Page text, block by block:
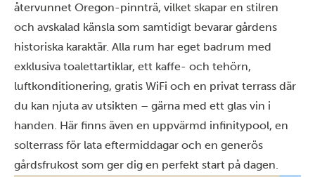
återvunnet Oregon-pinnträ, vilket skapar en stilren
och avskalad känsla som samtidigt bevarar gårdens
historiska karaktär. Alla rum har eget badrum med
exklusiva toalettartiklar, ett kaffe- och tehörn,
luftkonditionering, gratis WiFi och en privat terrass där
du kan njuta av utsikten – gärna med ett glas vin i
handen. Här finns även en uppvärmd infinitypool, en
solterrass för lata eftermiddagar och en generös
gårdsfrukost som ger dig en perfekt start på dagen.